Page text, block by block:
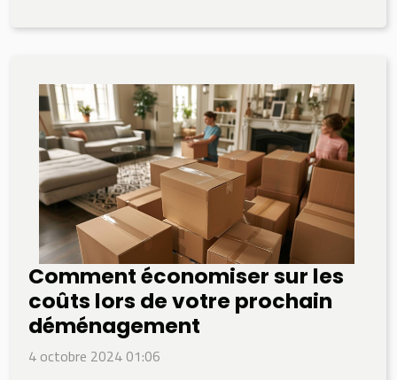
Comment économiser sur les
coûts lors de votre prochain
déménagement
4 octobre 2024 01:06